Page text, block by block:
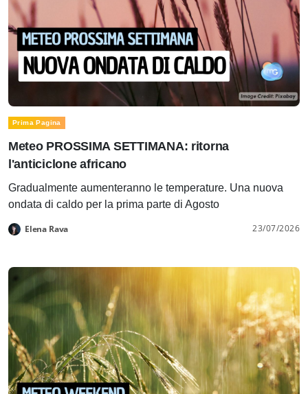
Prima Pagina
Meteo PROSSIMA SETTIMANA: ritorna
l'anticiclone africano
Gradualmente aumenteranno le temperature. Una nuova
ondata di caldo per la prima parte di Agosto
Elena Rava 23/07/2026